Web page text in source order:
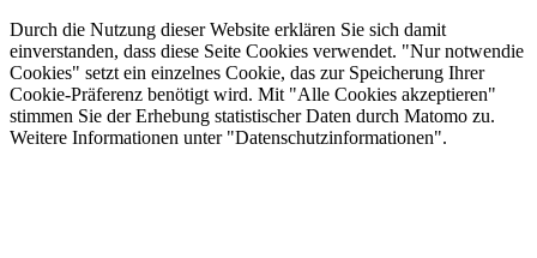
Durch die Nutzung dieser Website erklären Sie sich damit
einverstanden, dass diese Seite Cookies verwendet. "Nur notwendie
Cookies" setzt ein einzelnes Cookie, das zur Speicherung Ihrer
Cookie-Präferenz benötigt wird. Mit "Alle Cookies akzeptieren"
stimmen Sie der Erhebung statistischer Daten durch Matomo zu.
Weitere Informationen unter "Datenschutzinformationen".